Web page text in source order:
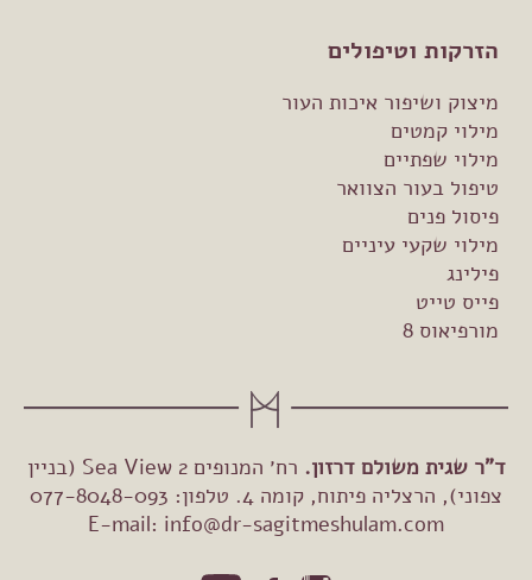
הזרקות וטיפולים
מיצוק ושיפור איכות העור
מילוי קמטים
מילוי שפתיים
טיפול בעור הצוואר
פיסול פנים
מילוי שקעי עיניים
פילינג
פייס טייט
מורפיאוס 8
ד"ר שגית משולם דרזון.
רח׳ המנופים 2 Sea View (בניין
צפוני), הרצליה פיתוח, קומה 4. טלפון: 077-8048-093
E-mail: info@dr-sagitmeshulam.com